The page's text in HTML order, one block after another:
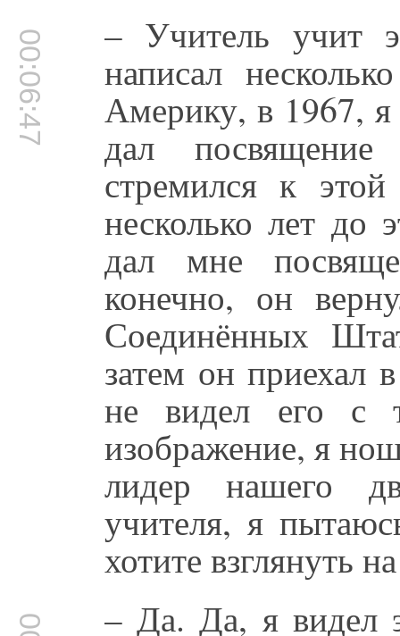
00:06:47 – Учитель учит
написал
Америку, в 1967,
дал
стремился к
несколько лет
дал мне
конечно, он
Соединённых
затем он приехал
не видел его с
изображение, я
лидер нашего
учителя, я
хотите взглянуть
– Да. Да, я видел